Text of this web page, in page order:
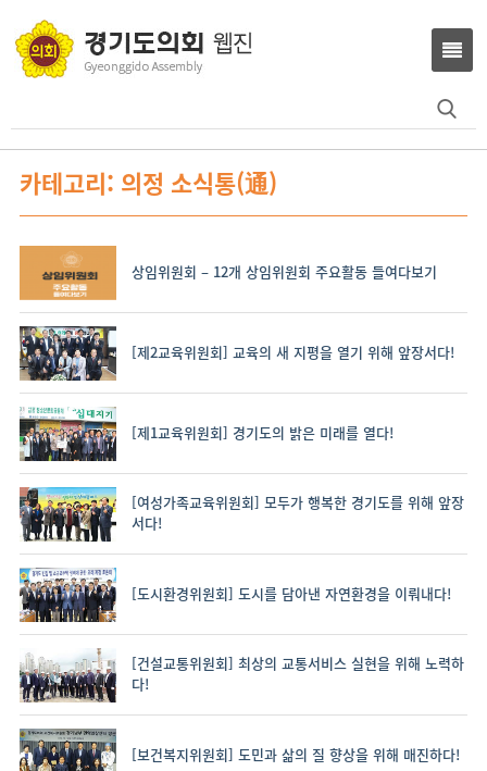
카테고리: 의정 소식통(通)
상임위원회 – 12개 상임위원회 주요활동 들여다보기
[제2교육위원회] 교육의 새 지평을 열기 위해 앞장서다!
[제1교육위원회] 경기도의 밝은 미래를 열다!
[여성가족교육위원회] 모두가 행복한 경기도를 위해 앞장
서다!
[도시환경위원회] 도시를 담아낸 자연환경을 이뤄내다!
[건설교통위원회] 최상의 교통서비스 실현을 위해 노력하
다!
[보건복지위원회] 도민과 삶의 질 향상을 위해 매진하다!